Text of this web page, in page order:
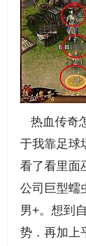
热血传奇
于我靠足
看了看里面
公司巨型蠕
男+。想到
势．再加上